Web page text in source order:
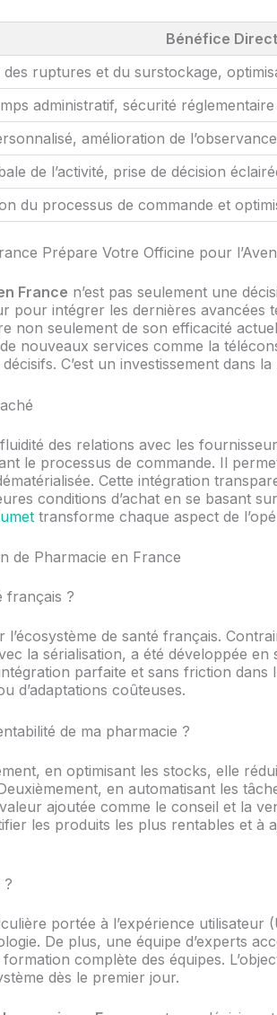
Bénéfice
des ruptures et du surstockage,
administratif, sécurité
amélioration de
de l’activité, prise de décision
du processus de commande et
Prépare Votre Officine pour
France n’est pas seulement une
pour intégrer les dernières avancées
non seulement de son efficacité
nouveaux services comme la
C’est un investissement dans
des relations avec les
le processus de commande. Il
Cette intégration
conditions d’achat en se basant
transforme chaque aspect de
de Pharmacie en France
français ?
de santé français.
la sérialisation, a été développée en
parfaite et sans friction
d’adaptations coûteuses.
de ma pharmacie ?
en optimisant les stocks, elle
en automatisant les
ajoutée comme le conseil et la
les produits les plus rentables et à
?
portée à l’expérience utilisateur
De plus, une équipe d’experts
complète des équipes.
dès le premier jour.